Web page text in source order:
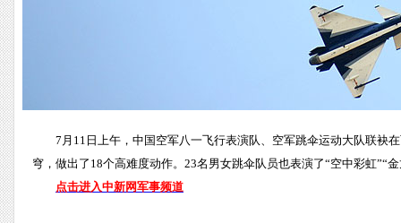
7月11日上午，中国空军八一飞行表演队、空军跳伞运动大队联袂
穹，做出了18个高难度动作。23名男女跳伞队员也表演了“空中彩虹”“
点击进入中新网军事频道